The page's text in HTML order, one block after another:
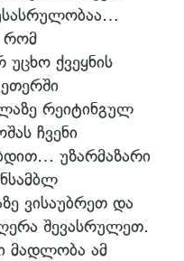
რომ
უცხო ქვეყნის
რეიტინგულ
ჩვენი
უზარმაზარი
ვისაუბრეთ და
შევასრულეთ.
მადლობა ამ